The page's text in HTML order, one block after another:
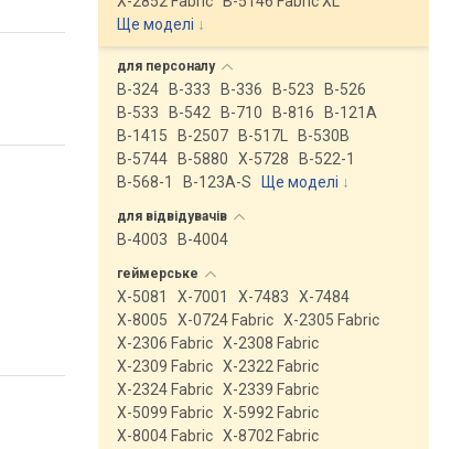
Ще моделі ↓
для персоналу
B-324 B-333 B-336 B-523
B-526
B-533
B-542 B-710 B-816
B-121A
B-1415
B-2507 B-517L
B-530B
B-5744
B-5880 X-5728
B-522-1
B-568-1
B-123A-S Ще моделі ↓
для відвідувачів
B-4003 B-4004
геймерське
X-5081 X-7001 X-7483
X-7484
X-8005
X-0724 Fabric X-2305 Fabric
X-2306 Fabric X-2308 Fabric
X-2309 Fabric X-2322 Fabric
X-2324 Fabric X-2339 Fabric
X-5099 Fabric X-5992 Fabric
X-8004 Fabric X-8702 Fabric